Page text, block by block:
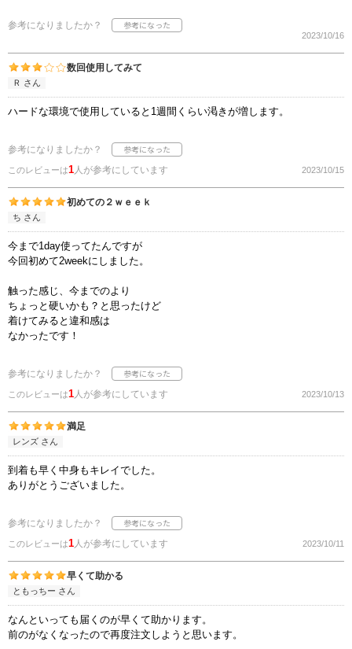
参考になりましたか？
2023/10/16
数回使用してみて
Ｒ さん
ハードな環境で使用していると1週間くらい渇きが増します。
参考になりましたか？
このレビューは1人が参考にしています 2023/10/15
初めての２ｗｅｅｋ
ち さん
今まで1day使ってたんですが
今回初めて2weekにしました。
触った感じ、今までのより
ちょっと硬いかも？と思ったけど
着けてみると違和感は
なかったです！
参考になりましたか？
このレビューは1人が参考にしています 2023/10/13
満足
レンズ さん
到着も早く中身もキレイでした。
ありがとうございました。
参考になりましたか？
このレビューは1人が参考にしています 2023/10/11
早くて助かる
ともっちー さん
なんといっても届くのが早くて助かります。
前のがなくなったので再度注文しようと思います。